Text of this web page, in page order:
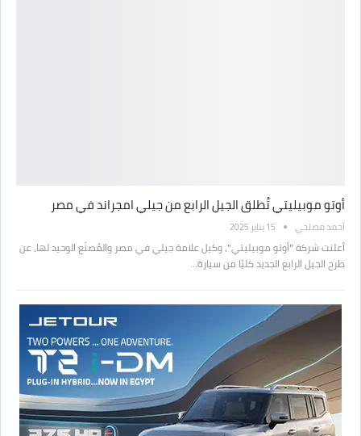
أوتو موبيليتي تُطلق الجيل الرابع من جيلي امجراند في مصر
أحمد مصلحي 15 يناير 2025
أعلنت شركة "أوتو موبيليتي"، وكيل علامة جيلي في مصر والمُصنّع الوحيد لها، عن
طرح الجيل الرابع الجديد كليًا من سيارة…